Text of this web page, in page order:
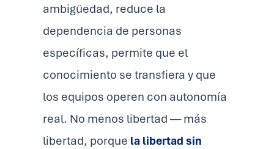
ambigüedad, reduce la
dependencia de personas
específicas, permite que el
conocimiento se transfiera y que
los equipos operen con autonomía
real. No menos libertad — más
libertad, porque la libertad sin